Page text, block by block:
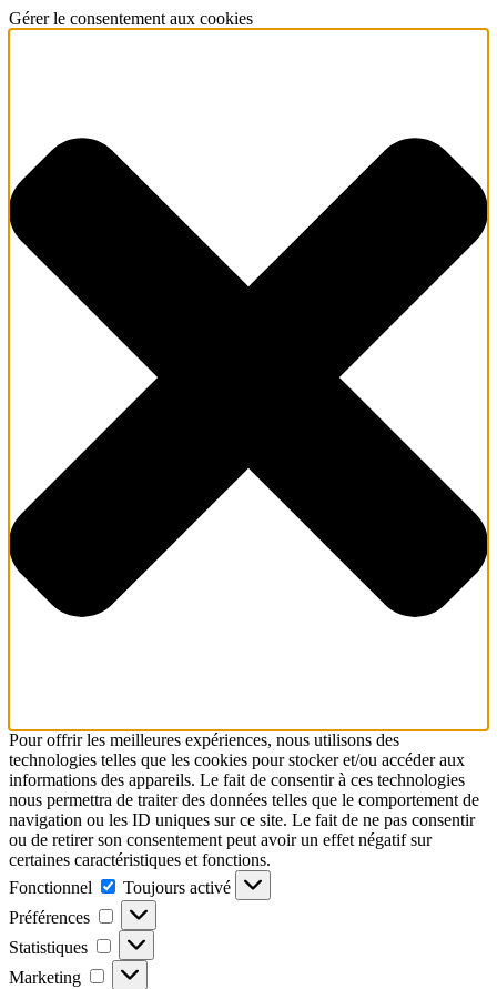
Gérer le consentement aux cookies
Pour offrir les meilleures expériences, nous utilisons des
technologies telles que les cookies pour stocker et/ou accéder aux
informations des appareils. Le fait de consentir à ces technologies
nous permettra de traiter des données telles que le comportement de
navigation ou les ID uniques sur ce site. Le fait de ne pas consentir
ou de retirer son consentement peut avoir un effet négatif sur
certaines caractéristiques et fonctions.
Fonctionnel
Fonctionnel
Toujours activé
Préférences
Préférences
Statistiques Statistiques
Marketing Marketing